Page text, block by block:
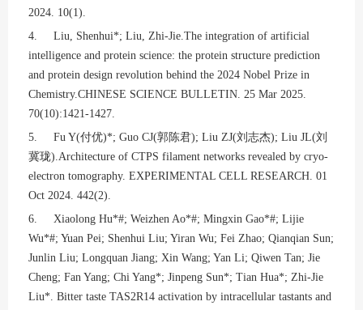
2024. 10(1).
4. Liu, Shenhui*; Liu, Zhi-Jie.The integration of artificial
intelligence and protein science: the protein structure prediction
and protein design revolution behind the 2024 Nobel Prize in
Chemistry.CHINESE SCIENCE BULLETIN. 25 Mar 2025.
70(10):1421-1427.
5. Fu Y(付优)*; Guo CJ(郭陈君); Liu ZJ(刘志杰); Liu JL(刘
冀珑).Architecture of CTPS filament networks revealed by cryo-
electron tomography. EXPERIMENTAL CELL RESEARCH. 01
Oct 2024. 442(2).
6. Xiaolong Hu*#; Weizhen Ao*#; Mingxin Gao*#; Lijie
Wu*#; Yuan Pei; Shenhui Liu; Yiran Wu; Fei Zhao; Qianqian Sun;
Junlin Liu; Longquan Jiang; Xin Wang; Yan Li; Qiwen Tan; Jie
Cheng; Fan Yang; Chi Yang*; Jinpeng Sun*; Tian Hua*; Zhi-Jie
Liu*. Bitter taste TAS2R14 activation by intracellular tastants and